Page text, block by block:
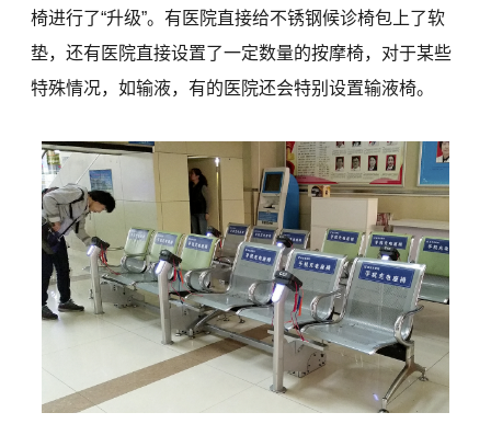
椅进行了“升级”。有医院直接给不锈钢候诊椅包上了软
垫，还有医院直接设置了一定数量的按摩椅，对于某些
特殊情况，如输液，有的医院还会特别设置输液椅。